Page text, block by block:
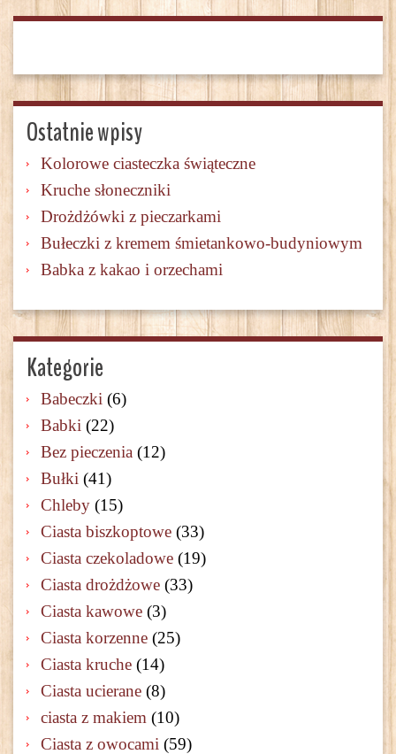
Ostatnie wpisy
Kolorowe ciasteczka świąteczne
Kruche słoneczniki
Drożdżówki z pieczarkami
Bułeczki z kremem śmietankowo-budyniowym
Babka z kakao i orzechami
Kategorie
Babeczki (6)
Babki (22)
Bez pieczenia (12)
Bułki (41)
Chleby (15)
Ciasta biszkoptowe (33)
Ciasta czekoladowe (19)
Ciasta drożdżowe (33)
Ciasta kawowe (3)
Ciasta korzenne (25)
Ciasta kruche (14)
Ciasta ucierane (8)
ciasta z makiem (10)
Ciasta z owocami (59)